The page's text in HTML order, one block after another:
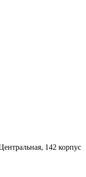
142 корпус